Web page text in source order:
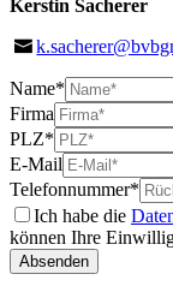
Kerstin Sacherer
Name*
Firma
PLZ*
E-Mail
Telefonnummer*
Ich habe die
können Ihre